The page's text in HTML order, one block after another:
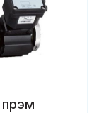
прэм